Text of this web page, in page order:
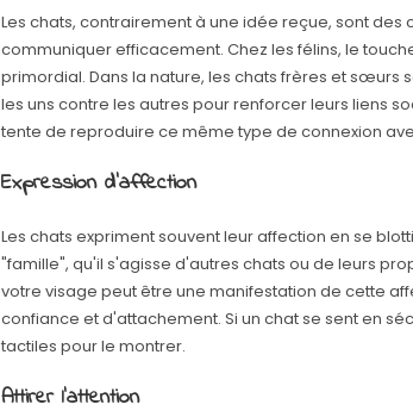
Les chats, contrairement à une idée reçue, sont
communiquer efficacement. Chez les félins, le
primordial. Dans la nature, les chats frères et sœurs
les uns contre les autres pour renforcer leurs liens
tente de reproduire ce même type de connexion
Expression d'affection
Les chats expriment souvent leur affection en se
"famille", qu'il s'agisse d'autres chats ou de leurs
votre visage peut être une manifestation de cette
confiance et d'attachement. Si un chat se sent en
tactiles pour le montrer.
Attirer l'attention